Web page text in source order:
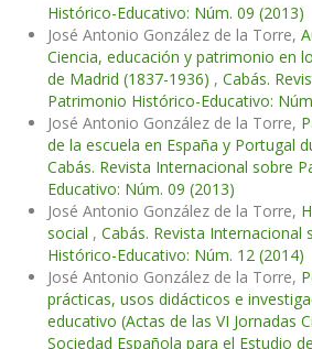
Histórico-Educativo: Núm. 09 (2013)
José Antonio González de la Torre,
Ciencia, educación y patrimonio en
de Madrid (1837-1936) , Cabás.
Patrimonio Histórico-Educativo:
José Antonio González de la Torre,
de la escuela en España y Portugal
Cabás. Revista Internacional sobre
Educativo: Núm. 09 (2013)
José Antonio González de la Torre,
social , Cabás. Revista Internacional
Histórico-Educativo: Núm. 12 (2014)
José Antonio González de la Torre,
prácticas, usos didácticos e
educativo (Actas de las VI Jornadas
Sociedad Española para el Estudio